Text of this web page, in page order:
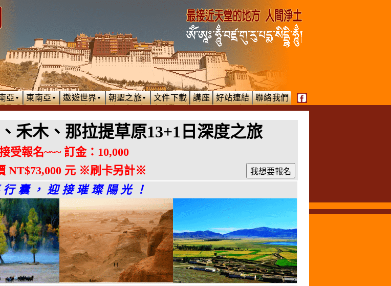
亞▼ 東南亞▼ 遨遊世界▼ 朝聖之旅▼ 文件下載 講座 好站連結 聯絡我們
禾木、那拉提草原13+1日深度之旅
受報名~~~ 訂金：10,000
NT$73,000 元 ※刷卡另計※
囊，迎接璀璨陽光！